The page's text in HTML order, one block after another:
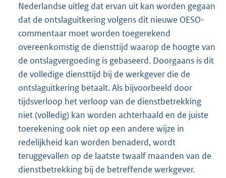
Nederlandse uitleg dat ervan uit kan worden gegaan
dat de ontslaguitkering volgens dit nieuwe OESO-
commentaar moet worden toegerekend
overeenkomstig de diensttijd waarop de hoogte van
de ontslagvergoeding is gebaseerd. Doorgaans is dit
de volledige diensttijd bij de werkgever die de
ontslaguitkering betaalt. Als bijvoorbeeld door
tijdsverloop het verloop van de dienstbetrekking
niet (volledig) kan worden achterhaald en de juiste
toerekening ook niet op een andere wijze in
redelijkheid kan worden benaderd, wordt
teruggevallen op de laatste twaalf maanden van de
dienstbetrekking bij de betreffende werkgever.